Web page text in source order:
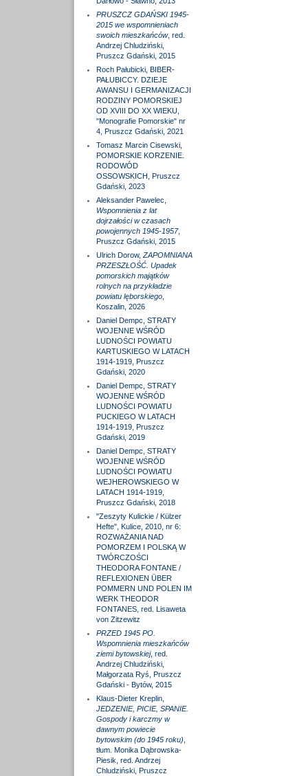
PRUSZCZ GDAŃSKI 1945-
2015 we wspomnieniach
swoich mieszkańców, red.
Andrzej Chludziński,
Pruszcz Gdański, 2015
Roch Pałubicki, BIBER-
PAŁUBICCY. DZIEJE
AWANSU I GERMANIZACJI
RODZINY POMORSKIEJ
OD XVIII DO XX WIEKU,
"Monografie Pomorskie" nr
4, Pruszcz Gdański, 2021
Tomasz Marcin Cisewski,
POMORSKIE KORZENIE.
RODOWÓD
OSSOWSKICH, Pruszcz
Gdański, 2023
Aleksander Pawelec,
Wspomnienia z lat
dojrzałości w czasach
powojennych 1945-1957,
Pruszcz Gdański, 2015
Ulrich Dorow, ZAPOMNIANA
PRZESZŁOŚĆ. Upadek
pomorskich majątków
rolnych na przykładzie
powiatu lęborskiego,
Koszalin, 2026
Daniel Dempc, STRATY
WOJENNE WŚRÓD
LUDNOŚCI POWIATU
KARTUSKIEGO W LATACH
1914-1919, Pruszcz
Gdański, 2020
Daniel Dempc, STRATY
WOJENNE WŚRÓD
LUDNOŚCI POWIATU
PUCKIEGO W LATACH
1914-1919, Pruszcz
Gdański, 2019
Daniel Dempc, STRATY
WOJENNE WŚRÓD
LUDNOŚCI POWIATU
WEJHEROWSKIEGO W
LATACH 1914-1919,
Pruszcz Gdański, 2018
"Zeszyty Kulickie / Külzer
Hefte", Kulice, 2010, nr 6:
ROZWAŻANIA NAD
POMORZEM I POLSKĄ W
TWÓRCZOŚCI
THEODORA FONTANE /
REFLEXIONEN ÜBER
POMMERN UND POLEN IM
WERK THEODOR
FONTANES, red. Lisaweta
von Zitzewitz
PRZED 1945 PO.
Wspomnienia mieszkańców
ziemi bytowskiej, red.
Andrzej Chludziński,
Małgorzata Ryś, Pruszcz
Gdański - Bytów, 2015
Klaus-Dieter Kreplin,
JEDZENIE, PICIE, SPANIE.
Gospody i karczmy w
dawnym powiecie
bytowskim (do 1945 roku)
tłum. Monika Dąbrowska-
Piesik, red. Andrzej
Chludziński, Pruszcz